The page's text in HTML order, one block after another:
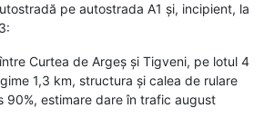
pe autostrada A1 și, incipient, la
Curtea de Argeș și Tigveni, pe lotul 4
1,3 km, structura și calea de rulare
90%, estimare dare în trafic august